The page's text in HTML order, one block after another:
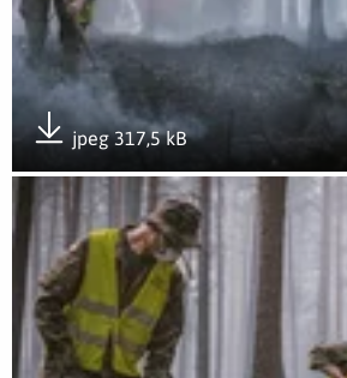
jpeg 317,5 kB
Otwórz załącznik 2LBOT - 1